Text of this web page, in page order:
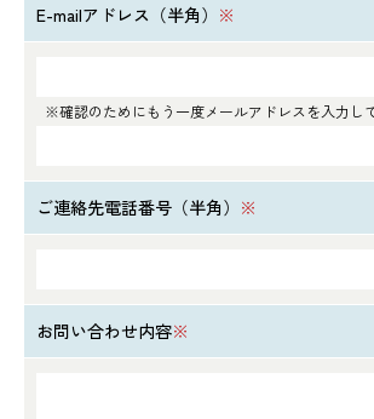
E-mailアドレス（半角） ※
※確認のためにもう一度メールアドレスを入力し
ご連絡先電話番号（半角） ※
お問い合わせ内容※